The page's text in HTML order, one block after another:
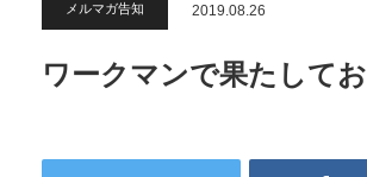
メルマガ告知 2019.08.26
ワークマンで果たして